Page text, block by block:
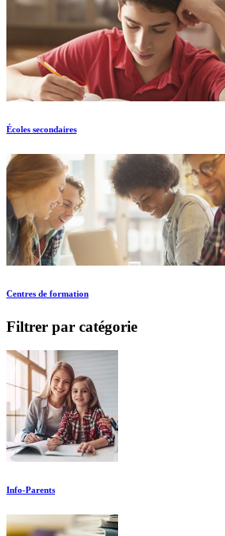
Écoles secondaires
Centres de formation
Filtrer par catégorie
Info-Parents